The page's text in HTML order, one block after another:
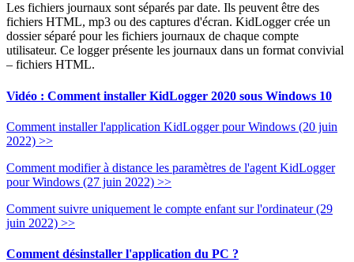
Les fichiers journaux sont séparés par date. Ils peuvent être des
fichiers HTML, mp3 ou des captures d'écran. KidLogger crée un
dossier séparé pour les fichiers journaux de chaque compte
utilisateur. Ce logger présente les journaux dans un format convivial
– fichiers HTML.
Vidéo : Comment installer KidLogger 2020 sous Windows 10
Comment installer l'application KidLogger pour Windows (20 juin
2022) >>
Comment modifier à distance les paramètres de l'agent KidLogger
pour Windows (27 juin 2022) >>
Comment suivre uniquement le compte enfant sur l'ordinateur (29
juin 2022) >>
Comment désinstaller l'application du PC ?